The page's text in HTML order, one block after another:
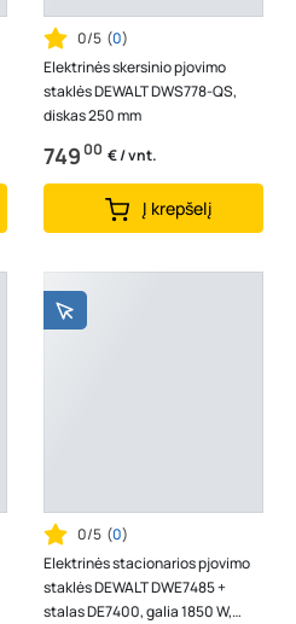
0/5 (0)
Elektrinės skersinio pjovimo
staklės DEWALT DWS778-QS,
diskas 250 mm
74900 € / vnt.
Į krepšelį
0/5 (0)
Elektrinės stacionarios pjovimo
staklės DEWALT DWE7485 +
stalas DE7400, galia 1850 W,